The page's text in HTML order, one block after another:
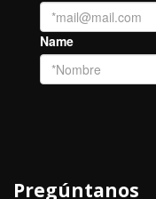
Pregúntanos